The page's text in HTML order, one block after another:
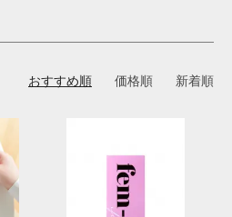
おすすめ順 価格順 新着順